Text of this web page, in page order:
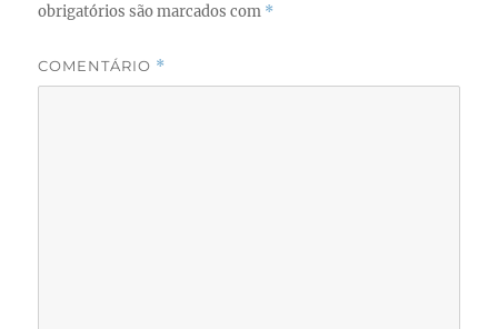
obrigatórios são marcados com *
COMENTÁRIO *